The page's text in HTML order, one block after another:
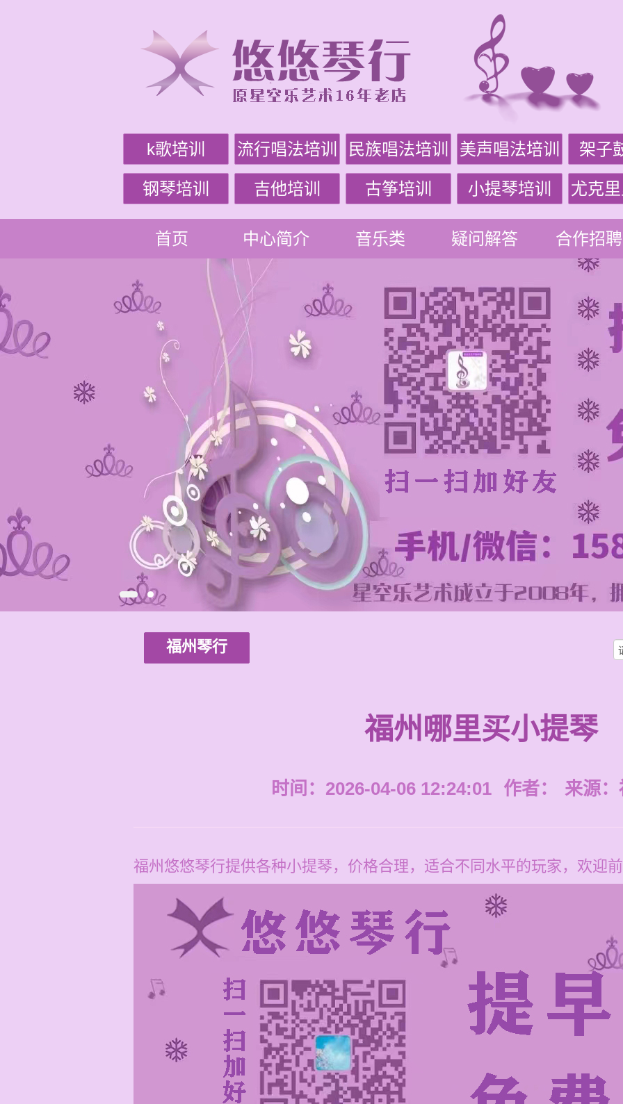
k歌培训 流行唱法培训 民族唱法培训 美声唱法培训 架子
钢琴培训 吉他培训 古筝培训 小提琴培训 尤克
首页 中心简介 音乐类 疑问解答 合作招聘
福州琴行
福州哪里买小提琴
时间：2026-04-06 12:24:01 作者： 来源：
福州悠悠琴行提供各种小提琴，价格合理，适合不同水平的玩家，欢迎